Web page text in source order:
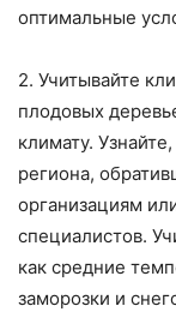
оптимальные
2. Учитывайте
плодовых
климату.
региона,
организациям
специалистов.
как средние
заморозки и